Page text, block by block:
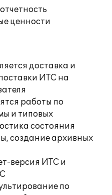
ценности
доставка и
ИТС на
работы по
и типовых
состояния
создание архивных
версия ИТС и
по